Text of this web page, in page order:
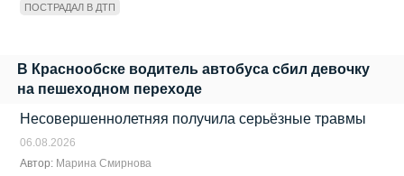
ПОСТРАДАЛ В ДТП
В Краснообске водитель автобуса сбил девочку
на пешеходном переходе
Несовершеннолетняя получила серьёзные травмы
06.08.2026
Автор: Марина Смирнова